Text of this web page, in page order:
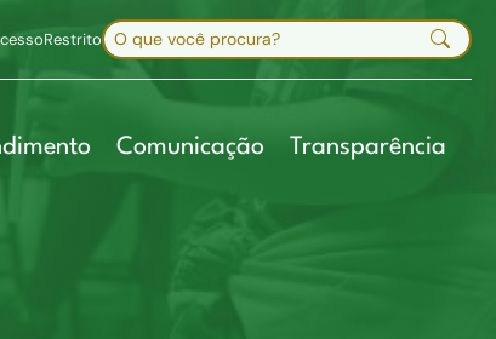
Mapa do site
RestritoBuscar no site
Digite sua busca e pressione Enter
Comunicação Transparência